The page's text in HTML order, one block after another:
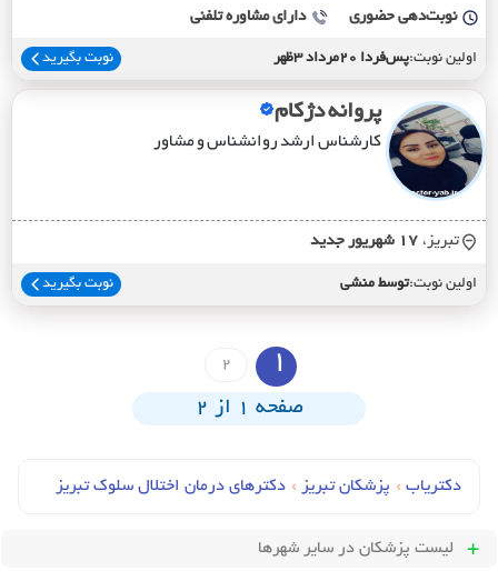
نوبت‌دهی حضوری دارای مشاوره تلفنی
اولین نوبت:پس‌فردا 20مرداد 3ظهر نوبت بگیرید
پروانه دژکام
کارشناس ارشد روانشناس و مشاور
تبریز، 17 شهريور جديد
اولین نوبت:توسط منشی نوبت بگیرید
1
2
صفحه 1 از 2
دکتریاب › پزشکان تبریز › دکترهای درمان اختلال سلوک تبریز
لیست پزشکان در سایر شهرها